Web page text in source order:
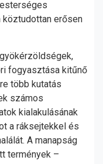
erősen
fogyasztása kitűnő
több kutatás
számos
kialakulásának
a ráksejtekkel és
A manapság
termények –